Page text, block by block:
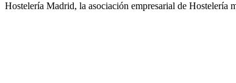
Hostelería Madrid, la asociación empresarial de Hostelería